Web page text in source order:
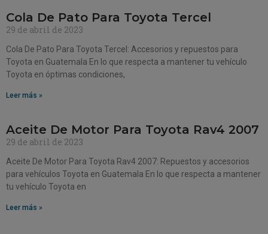
Cola De Pato Para Toyota Tercel
29 de abril de 2023
Cola De Pato Para Toyota Tercel: Accesorios y repuestos para
Toyota en Guatemala En lo que respecta a mantener tu vehículo
Toyota en óptimas condiciones,
Leer más »
Aceite De Motor Para Toyota Rav4 2007
29 de abril de 2023
Aceite De Motor Para Toyota Rav4 2007: Repuestos y accesorios
para vehículos Toyota en Guatemala En lo que respecta a mantener
tu vehículo Toyota en
Leer más »